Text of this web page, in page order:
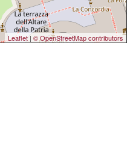
Leaflet | © OpenStreetMap contributors